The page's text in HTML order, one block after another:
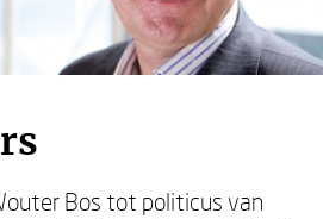
Bos tot politicus van